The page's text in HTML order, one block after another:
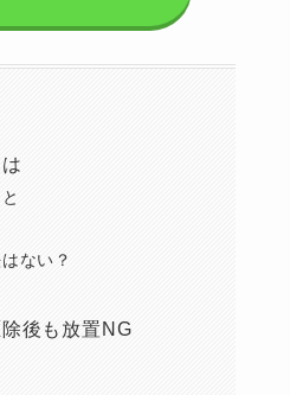
ない？
後も放置NG